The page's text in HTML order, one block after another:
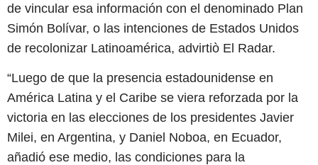
de vincular esa información con el denominado Plan
Simón Bolívar, o las intenciones de Estados Unidos
de recolonizar Latinoamérica, advirtiò El Radar.
“Luego de que la presencia estadounidense en
América Latina y el Caribe se viera reforzada por la
victoria en las elecciones de los presidentes Javier
Milei, en Argentina, y Daniel Noboa, en Ecuador,
añadió ese medio, las condiciones para la